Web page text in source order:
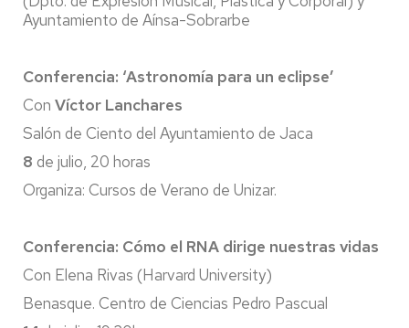
Ayuntamiento de Aínsa-Sobrarbe
Conferencia: ‘Astronomía para un eclipse’
Con Víctor Lanchares
Salón de Ciento del Ayuntamiento de Jaca
8 de julio, 20 horas
Organiza: Cursos de Verano de Unizar.
Conferencia: Cómo el RNA dirige nuestras vidas
Con Elena Rivas (Harvard University)
Benasque. Centro de Ciencias Pedro Pascual